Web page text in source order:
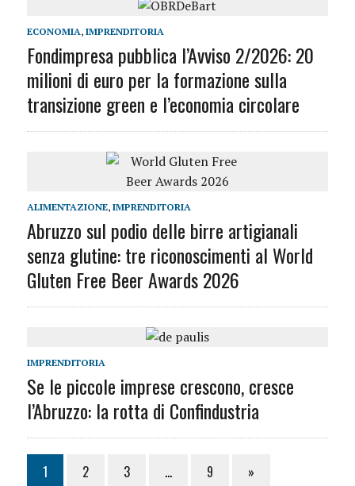
ECONOMIA, IMPRENDITORIA
Fondimpresa pubblica l’Avviso 2/2026: 20
milioni di euro per la formazione sulla
transizione green e l’economia circolare
ALIMENTAZIONE, IMPRENDITORIA
Abruzzo sul podio delle birre artigianali
senza glutine: tre riconoscimenti al World
Gluten Free Beer Awards 2026
IMPRENDITORIA
Se le piccole imprese crescono, cresce
l’Abruzzo: la rotta di Confindustria
1 2 3 … 9 »